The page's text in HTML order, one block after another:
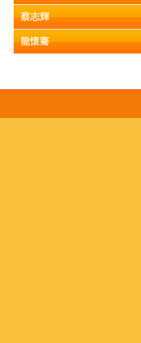
蔡志輝
龍懷騫